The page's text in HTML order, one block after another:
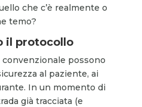
che c’è realmente o
temo?
il protocollo
possono
al paziente, ai
In un momento di
già tracciata (e